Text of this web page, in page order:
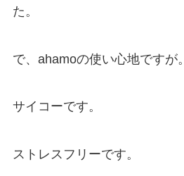
た。
で、ahamoの使い心地ですが。
サイコーです。
ストレスフリーです。